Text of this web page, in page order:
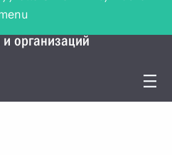
по работе с
организаций
menu